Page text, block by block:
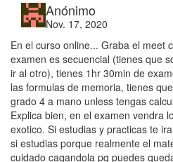
Anónimo
Nov. 17, 2020
En el curso online... Graba el meet
examen es secuencial (tienes que
ir al otro), tienes 1hr 30min de
las formulas de memoria, tienes
grado 4 a mano unless tengas
Explica bien, en el examen vendra
exotico. Si estudias y practicas te
si estudias porque realmente el
cuidado cagandola pq puedes